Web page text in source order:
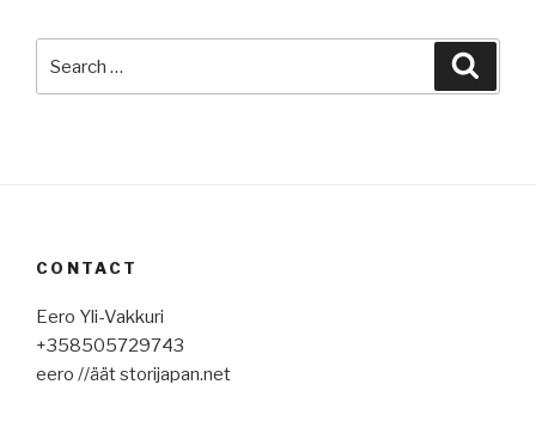
for:
CONTACT
Eero Yli-Vakkuri
+358505729743
eero //äät storijapan.net